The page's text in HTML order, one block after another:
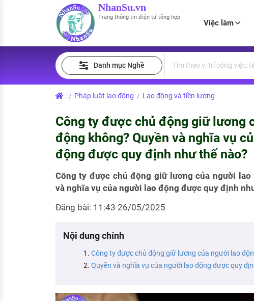
NhanSu.vn
Trang thông tin điện tử tổng hợp
Việc làm
Tìm việc làm
Việc làm tốt nhất
Danh sách nhà tuyển dụng
Nhà tuyển dụng hàng đầu
Quản lý CV
MẪU CV THEO STYLE
Mẫu CV đơn giản
Mẫu CV hiện đại
Tính lương Gross - Net
PHÁP LUẬT VIỆT NAM
Văn bản pháp luật
Chính sách mới
Lao động và tiền lương
Bảo hiểm và phúc lợi
Thuế thu nhập
Hồ sơ biểu mẫu
KHÁM PHÁ NGHỀ NGHIỆP
HƯỚNG NGHIỆP VIỆC LÀM
Danh mục Nghề
/ Pháp luật lao động / Lao động và tiền lương
Công ty được chủ động giữ lương
động không? Quyền và nghĩa vụ
động được quy định như thế nào?
Công ty được chủ động giữ lương của người lao
và nghĩa vụ của người lao động được quy định
Đăng bài: 11:43 26/05/2025
Nội dung chính
Công ty được chủ động giữ lương của người lao
Quyền và nghĩa vụ của người lao động được quy